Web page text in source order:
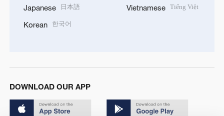
Japanese 日本語
Korean 한국어
Vietnamese Tiếng Việt
DOWNLOAD OUR APP